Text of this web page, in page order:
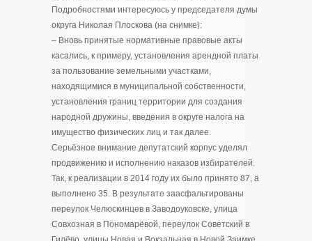
Подробностями интересуюсь у председателя думы
округа Николая Плоскова (на снимке):
– Вновь принятые нормативные правовые акты
касались, к примеру, установления арендной платы
за пользование земельными участками,
находящимися в муниципальной собственности,
установления границ территории для создания
народной дружины, введения в округе налога на
имущество физических лиц и так далее.
Серьёзное внимание депутатский корпус уделял
продвижению и исполнению наказов избирателей.
Так, к реализации в 2014 году их было принято 87, а
выполнено 35. В результате заасфальтированы
переулок Челюскинцев в Заводоуковске, улица
Совхозная в Пономарёвой, переулок Советский в